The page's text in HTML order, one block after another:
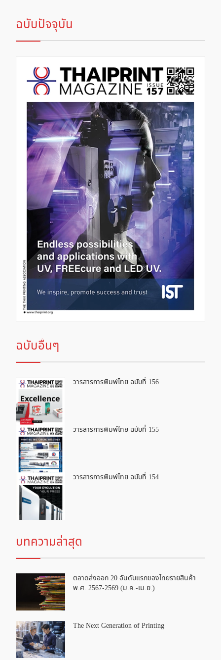
ฉบับปัจจุบัน
ฉบับอื่นๆ
วารสารการพิมพ์ไทย ฉบับที่ 156
วารสารการพิมพ์ไทย ฉบับที่ 155
วารสารการพิมพ์ไทย ฉบับที่ 154
บทความล่าสุด
ตลาดส่งออก 20 อันดับแรกของไทยรายสินค้า
พ.ศ. 2567-2569 (ม.ค.-เม.ย.)
The Next Generation of Printing